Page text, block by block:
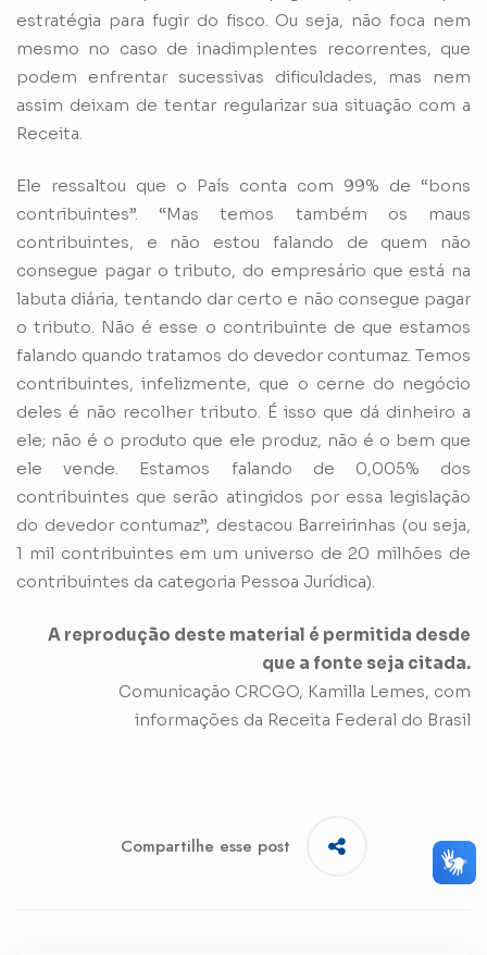
estratégia para fugir do fisco. Ou seja, não foca nem
mesmo no caso de inadimplentes recorrentes, que
podem enfrentar sucessivas dificuldades, mas nem
assim deixam de tentar regularizar sua situação com a
Receita.
Ele ressaltou que o País conta com 99% de “bons
contribuintes”. “Mas temos também os maus
contribuintes, e não estou falando de quem não
consegue pagar o tributo, do empresário que está na
labuta diária, tentando dar certo e não consegue pagar
o tributo. Não é esse o contribuinte de que estamos
falando quando tratamos do devedor contumaz. Temos
contribuintes, infelizmente, que o cerne do negócio
deles é não recolher tributo. É isso que dá dinheiro a
ele; não é o produto que ele produz, não é o bem que
ele vende. Estamos falando de 0,005% dos
contribuintes que serão atingidos por essa legislação
do devedor contumaz”, destacou Barreirinhas (ou seja,
1 mil contribuintes em um universo de 20 milhões de
contribuintes da categoria Pessoa Jurídica).
A reprodução deste material é permitida desde
que a fonte seja citada.
Comunicação CRCGO, Kamilla Lemes, com
informações da Receita Federal do Brasil
Compartilhe esse post